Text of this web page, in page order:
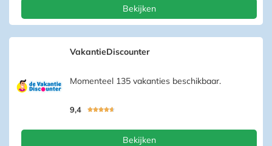
Bekijken
VakantieDiscounter
Momenteel 135 vakanties beschikbaar.
9,4 
Bekijken